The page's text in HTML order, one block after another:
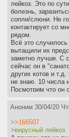
лейкоз. Это по
болезнь,
сопли/слюни. Не
контактирует со
рядом.
Всё это
вытащили их
заметно лучше. С
сейчас он в
других котов и
не знаю. 10 числа
Посмотрим что он
безопасным если
Так что, аноний,
Аноним 30/04/20
>>166507
>вирусный лейкоз